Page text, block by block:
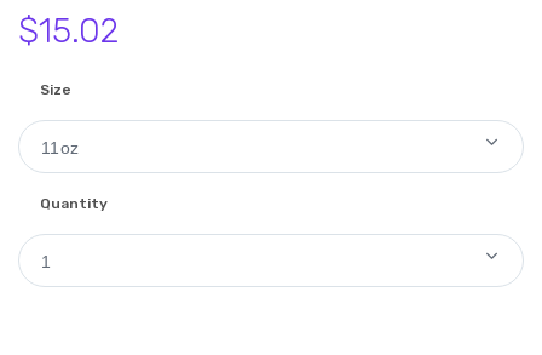
$15.02
Size
11oz
Quantity
1